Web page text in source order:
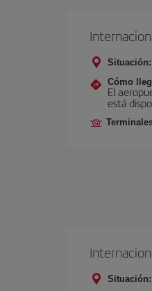
Situación:
Cómo
El
está
Situación: